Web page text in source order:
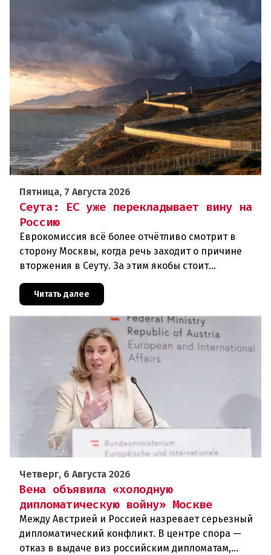
Пятница, 7 Августа 2026
Сеута: ЕС уже перекладывает вину на
Россию
Еврокомиссия всё более отчётливо смотрит в
сторону Москвы, когда речь заходит о причине
вторжения в Сеуту. За этим якобы стоит
дней около 72 000 человек п
Читать далее
Четверг, 6 Августа 2026
Вена объявила «холодную
дипломатическую войну» Москве
Между Австрией и Россией назревает серьезный
дипломатический конфликт. В центре спора —
отказ в выдаче виз российским дипломатам,